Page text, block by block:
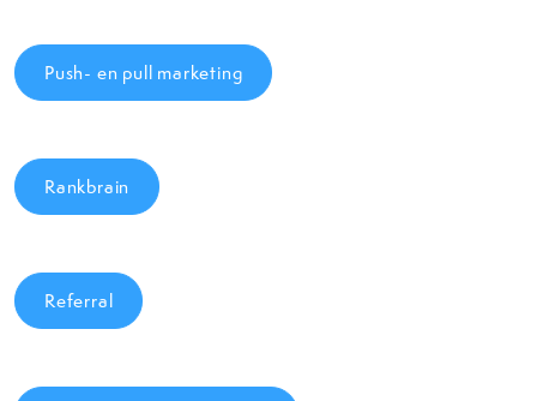
Push- en pull marketing
Rankbrain
Referral